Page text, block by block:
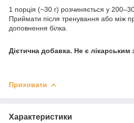
1 порція (~30 г) розчиняється у
Приймати після тренування або між
доповнення білка.
Дієтична добавка. Не є лікарським
Приховати
Характеристики